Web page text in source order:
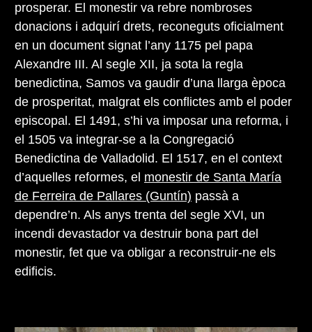
prosperar. El monestir va rebre nombroses
donacions i adquirí drets, reconeguts oficialment
en un document signat l’any 1175 pel papa
Alexandre III. Al segle XII, ja sota la regla
benedictina, Samos va gaudir d’una llarga època
de prosperitat, malgrat els conflictes amb el poder
episcopal. El 1491, s’hi va imposar una reforma, i
el 1505 va integrar-se a la Congregació
Benedictina de Valladolid. El 1517, en el context
d’aquelles reformes, el monestir de Santa María
de Ferreira de Pallares (Guntín) passà a
dependre’n. Als anys trenta del segle XVI, un
incendi devastador va destruir bona part del
monestir, fet que va obligar a reconstruir-ne els
edificis.